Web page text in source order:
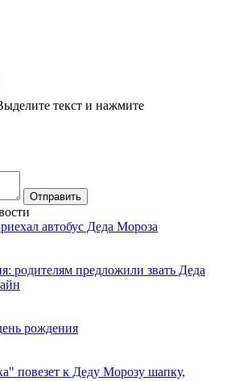
текст и нажмите
Отправить
автобус Деда Мороза
родителям предложили звать Деда
рождения
повезет к Деду Морозу шапку,